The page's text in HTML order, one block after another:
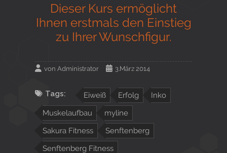
Dieser Kurs ermöglicht
Ihnen erstmals den Einstieg
zu Ihrer Wunschfigur.
von Administrator 3.März 2014
Tags: Eiweiß Erfolg Inko
Muskelaufbau myline
Sakura Fitness Senftenberg
Senftenberg Fitness